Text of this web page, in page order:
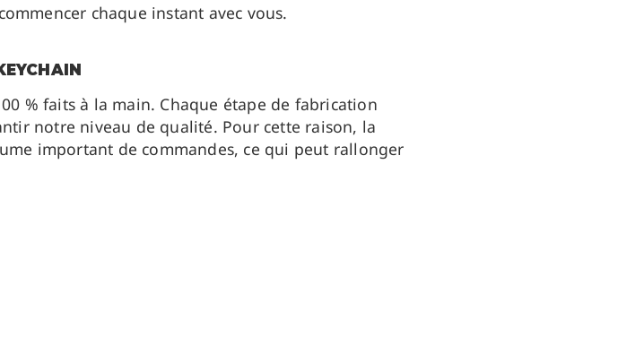
chaque instant avec vous.
% faits à la main. Chaque étape de fabrication
notre niveau de qualité. Pour cette raison, la
important de commandes, ce qui peut rallonger